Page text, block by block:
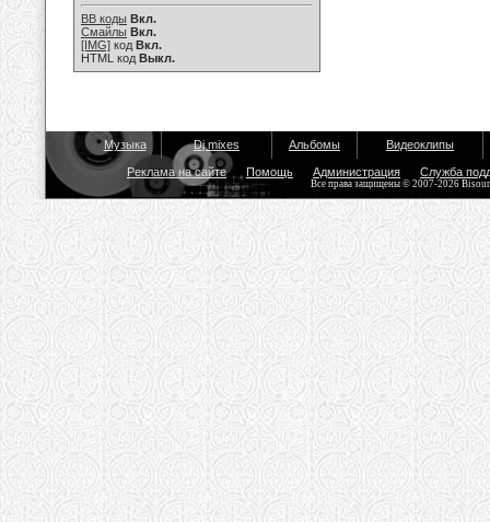
BB коды Вкл.
Смайлы Вкл.
[IMG] код Вкл.
HTML код Выкл.
Музыка Dj mixes Альбомы Видеоклипы
Реклама на сайте Помощь Администрация Служба
Все права защищены © 2007-2026